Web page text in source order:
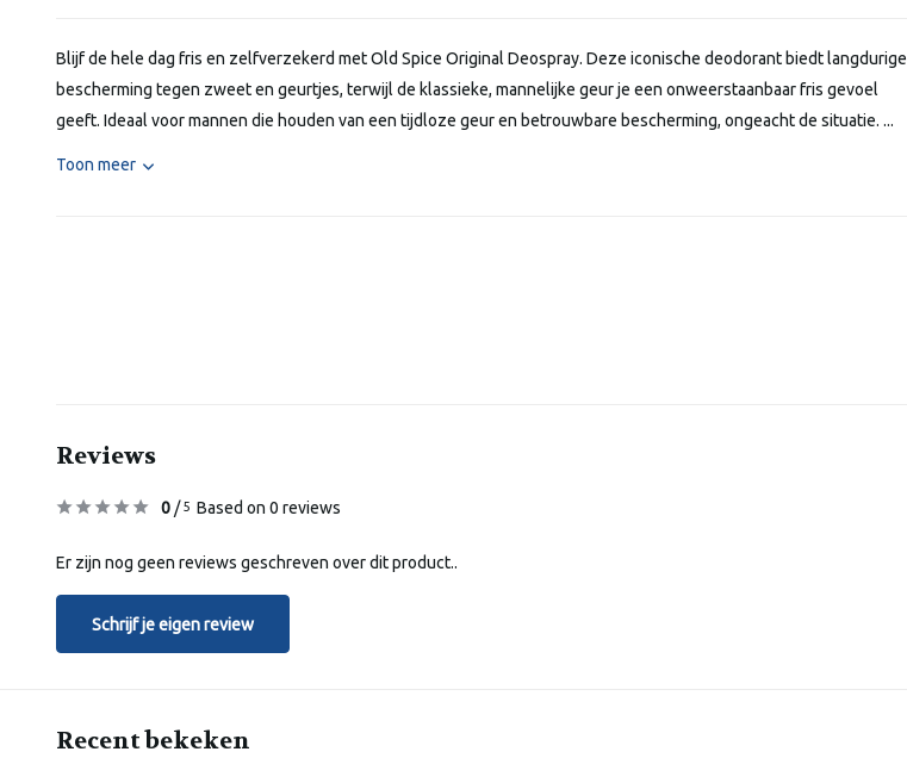
Blijf de hele dag fris en zelfverzekerd met Old Spice Original Deospray. Deze iconische deodorant biedt langdurige
bescherming tegen zweet en geurtjes, terwijl de klassieke, mannelijke geur je een onweerstaanbaar fris gevoel
geeft. Ideaal voor mannen die houden van een tijdloze geur en betrouwbare bescherming, ongeacht de situatie. ...
Toon meer
Reviews
0 /5 Based on 0 reviews
Er zijn nog geen reviews geschreven over dit product..
Schrijf je eigen review
Recent bekeken